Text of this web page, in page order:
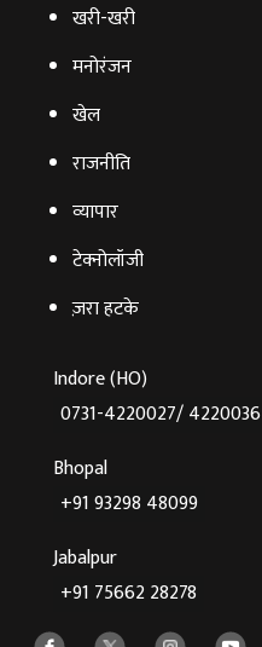
खरी-खरी
मनोरंजन
खेल
राजनीति
व्‍यापार
टेक्‍नोलॉजी
ज़रा हटके
Indore (HO)
0731-4220027/ 4220036
Bhopal
+91 93298 48099
Jabalpur
+91 75662 28278